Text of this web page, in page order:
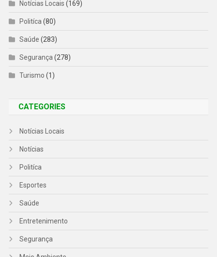
Notícias Locais (169)
Politíca (80)
Saúde (283)
Segurança (278)
Turismo (1)
CATEGORIES
Notícias Locais
Notícias
Politíca
Esportes
Saúde
Entretenimento
Segurança